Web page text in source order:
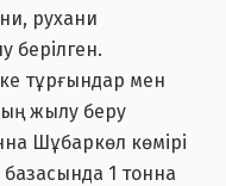
рухани
берілген.
тұрғындар мен
жылу беру
Шұбаркөл көмірі
1 тонна